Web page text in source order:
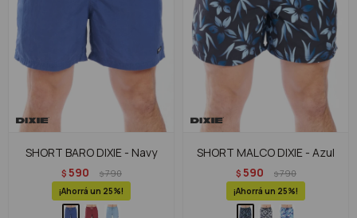
SHORT BARO DIXIE - Navy
$ 590 $790
25
SHORT MALCO DIXIE - Azul
$ 590 $790
25